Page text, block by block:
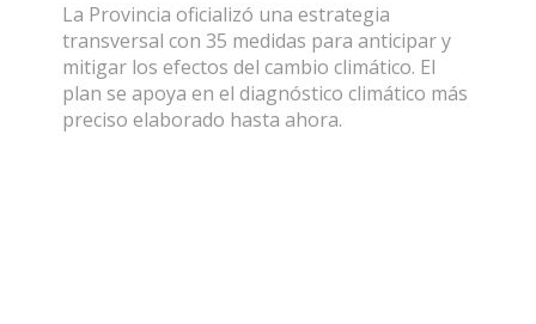
La Provincia oficializó una estrategia
transversal con 35 medidas para anticipar y
mitigar los efectos del cambio climático. El
plan se apoya en el diagnóstico climático más
preciso elaborado hasta ahora.